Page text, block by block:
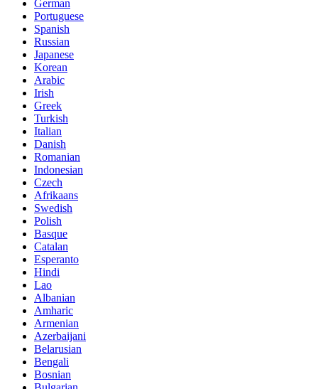
German
Portuguese
Spanish
Russian
Japanese
Korean
Arabic
Irish
Greek
Turkish
Italian
Danish
Romanian
Indonesian
Czech
Afrikaans
Swedish
Polish
Basque
Catalan
Esperanto
Hindi
Lao
Albanian
Amharic
Armenian
Azerbaijani
Belarusian
Bengali
Bosnian